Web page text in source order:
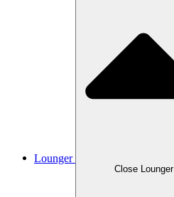
Lounger
Close Lounger